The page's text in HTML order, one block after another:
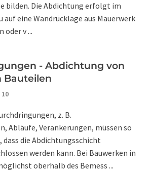
bilden. Die Abdichtung erfolgt im
auf eine Wandrücklage aus Mauerwerk
oder v ...
- Abdichtung von
Bauteilen
z. B.
Abläufe, Verankerungen, müssen so
die Abdichtungsschicht
werden kann. Bei Bauwerken in
oberhalb des Bemess ...